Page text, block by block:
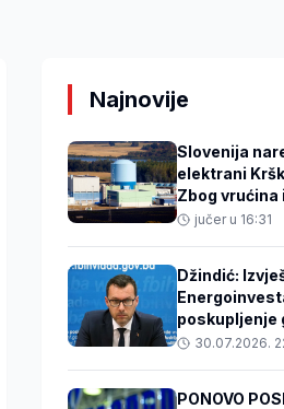
Najnovije
Slovenija
elektrani
Zbog vrućina
vodostaja
jučer u 16:31
Džindić:
poskupljenje
opravdano
30.07.2026.
PONOVO